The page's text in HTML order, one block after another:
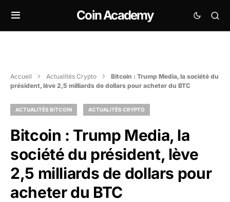
Coin Academy
Accueil Actualités Crypto
Bitcoin : Trump Media, la société du
président, lève 2,5 milliards de dollars pour acheter du BTC
ACTUALITÉS BITCOIN ACTUALITÉS CRYPTO
Bitcoin : Trump Media, la
société du président, lève
2,5 milliards de dollars pour
acheter du BTC